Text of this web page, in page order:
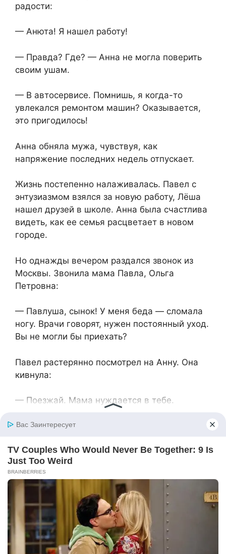
радости:
— Анюта! Я нашел работу!
— Правда? Где? — Анна не могла поверить
своим ушам.
— В автосервисе. Помнишь, я когда-то
увлекался ремонтом машин? Оказывается,
это пригодилось!
Анна обняла мужа, чувствуя, как
напряжение последних недель отпускает.
Жизнь постепенно налаживалась. Павел с
энтузиазмом взялся за новую работу, Лёша
нашел друзей в школе. Анна была счастлива
видеть, как ее семья расцветает в новом
городе.
Но однажды вечером раздался звонок из
Москвы. Звонила мама Павла, Ольга
Петровна:
— Павлуша, сынок! У меня беда — сломала
ногу. Врачи говорят, нужен постоянный уход.
Вы не могли бы приехать?
Павел растерянно посмотрел на Анну. Она
кивнула:
— Поезжай. Мама нуждается в тебе.
Павел уехал в Москву. Дни превратились в
справлялась как могла, но ей не хватало
поддержки мужа.
— Пап, а ты скоро вернешься? — спрашивал
Лёша во время очередного видеозвонка.
— Скоро, сынок. Бабушке уже лучше, —
отвечал Павел, но в его глазах читалась